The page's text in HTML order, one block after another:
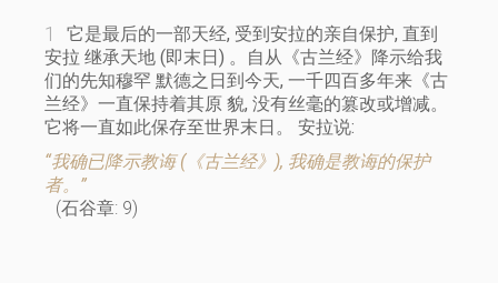
它是最后的一部天经, 受到安拉的亲自保护, 直到
安拉 继承天地 (即末日) 。自从《古兰经》降示给我
们的先知穆罕 默德之日到今天, 一千四百多年来《古
兰经》一直保持着其原 貌, 没有丝毫的篡改或增减。
它将一直如此保存至世界末日。 安拉说:
“我确已降示教诲 (《古兰经》), 我确是教诲的保护
者。”
(石谷章: 9)